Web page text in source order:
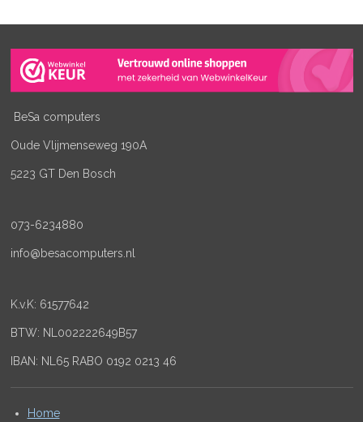
BeSa computers
Oude Vlijmenseweg 190A
5223 GT Den Bosch
073-6234880
info@besacomputers.nl
K.v.K: 61577642
BTW: NL002222649B57
IBAN: NL65 RABO 0192 0213 46
Home